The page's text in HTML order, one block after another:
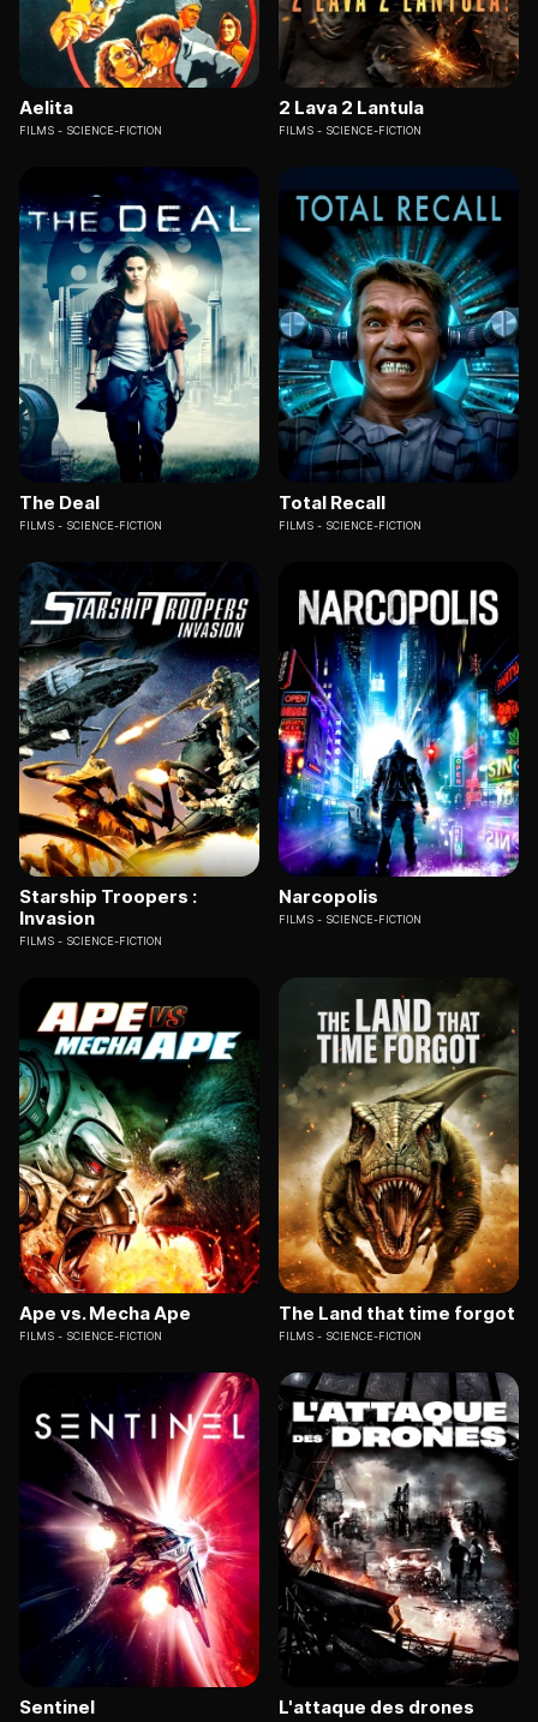
Aelita
FILMS SCIENCE-FICTION
2 Lava 2 Lantula
FILMS SCIENCE-FICTION
The Deal
FILMS SCIENCE-FICTION
Total Recall
FILMS SCIENCE-FICTION
Starship Troopers :
Invasion
FILMS SCIENCE-FICTION
Narcopolis
FILMS SCIENCE-FICTION
Ape vs. Mecha Ape
FILMS SCIENCE-FICTION
The Land that time forgot
FILMS SCIENCE-FICTION
Sentinel L'attaque des drones